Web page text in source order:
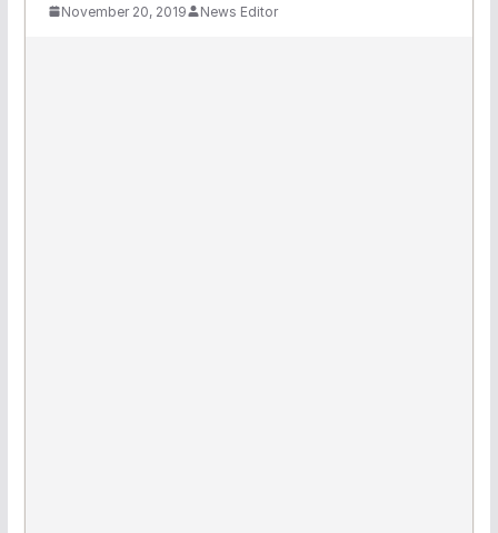
November 20, 2019 News Editor